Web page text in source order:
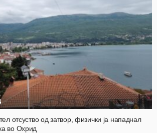
отсуство од затвор, физички ја нападнал
во Охрид